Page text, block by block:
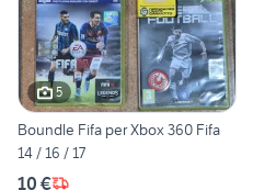
5
Boundle Fifa per Xbox 360 Fifa
14 / 16 / 17
10 €